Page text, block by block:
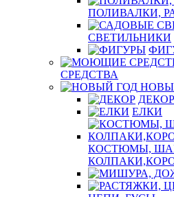
ПОЛИВАЛКИ,
СВЕТИЛЬНИКИ
СРЕДСТВА
ДЕКОР
ЕЛКИ
КОСТЮМЫ,